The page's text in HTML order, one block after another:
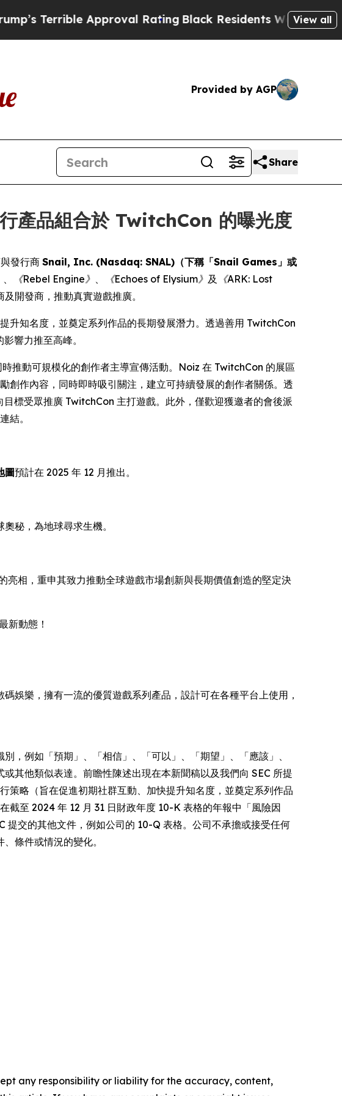
Approval Rating Black Residents Warned ofView all
Provided by AGP
Share
產品組合於 TwitchCon 的曝光度
發行商Snail, Inc. (Nasdaq: SNAL)（下稱「Snail Games」或
、 《Rebel Engine》 、 《Echoes of Elysium》 及
《ARK: Lost
開發商，推動真實遊戲推廣。
升知名度，並奠定系列作品的長期發展潛力。透過善用 TwitchCon
響力推至高峰。
推動可規模化的創作者主導宣傳活動。Noiz 在 TwitchCon 的展區
作內容，同時即時吸引關注，建立可持續發展的創作者關係。透
標受眾推廣 TwitchCon 主打遊戲。此外，僅歡迎獲邀者的會後派
結。
圖預計在 2025 年 12 月推出。
秘，為地球尋求生機。
相，重申其致力推動全球遊戲市場創新與長期價值創造的堅定決
新動態！
娛樂，擁有一流的優質遊戲系列產品，設計可在各種平台上使用，
，例如「預期」、「相信」、「可以」、「期望」、「應該」、
其他類似表達。前瞻性陳述出現在本新聞稿以及我們向 SEC 所提
略（旨在促進初期社群互動、加快提升知名度，並奠定系列作品
至 2024 年 12 月 31 日財政年度 10-K 表格的年報中「風險因
提交的其他文件，例如公司的 10-Q 表格。公司不承擔或接受任何
條件或情況的變化。
any responsibility or liability for the accuracy, content,